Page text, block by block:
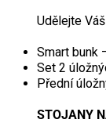
Udělejte
Smart bunk
Set 2
Přední
STOJANY